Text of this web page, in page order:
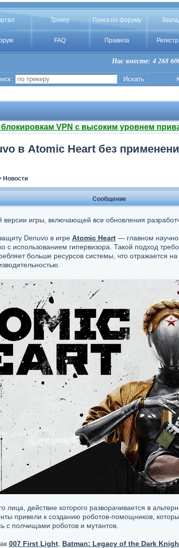
Трекер Поиск по форуму
FAQ Правила
Нас вместе: 4 268
:
VPN с высоким уровнем
в Atomic Heart без
Новости
Сообщение
игры, включающей все обновления
Denuvo в игре Atomic Heart— главном
с использованием гипервизора. Такой подход
больше ресурсов системы, что отражается
лица, действие которого разворачивается в
привели к созданию роботов-помощников,
с полчищами роботов и мутантов.
007 First Light, Batman: Legacy of the Dark